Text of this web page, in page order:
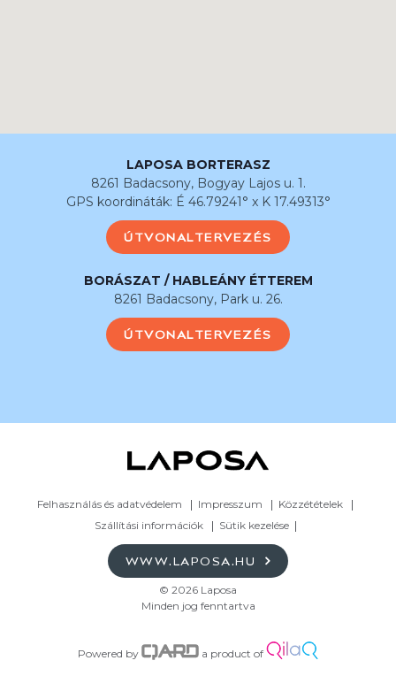
LAPOSA BORTERASZ
8261 Badacsony, Bogyay Lajos u. 1.
GPS koordináták: É 46.79241° x K 17.49313°
ÚTVONALTERVEZÉS
BORÁSZAT / HABLEÁNY ÉTTEREM
8261 Badacsony, Park u. 26.
ÚTVONALTERVEZÉS
Felhasználás és adatvédelem Impresszum
Közzétételek
Szállítási információk
Sütik kezelése
WWW.LAPOSA.HU
© 2026 Laposa
Minden jog fenntartva
Powered by a product of